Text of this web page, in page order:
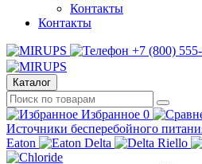
Контакты
Контакты
+7 (800)
Каталог
Избранное 0
Источники бесперебойного
Eaton
Delta Riello